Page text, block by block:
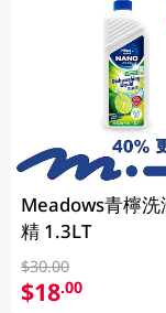
Meadows青檸洗
精 1.3LT
$30.00
$18.00